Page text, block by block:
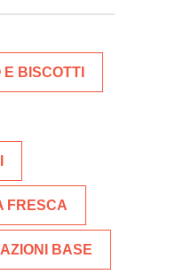
BISCOTTI
FRESCA
BASE